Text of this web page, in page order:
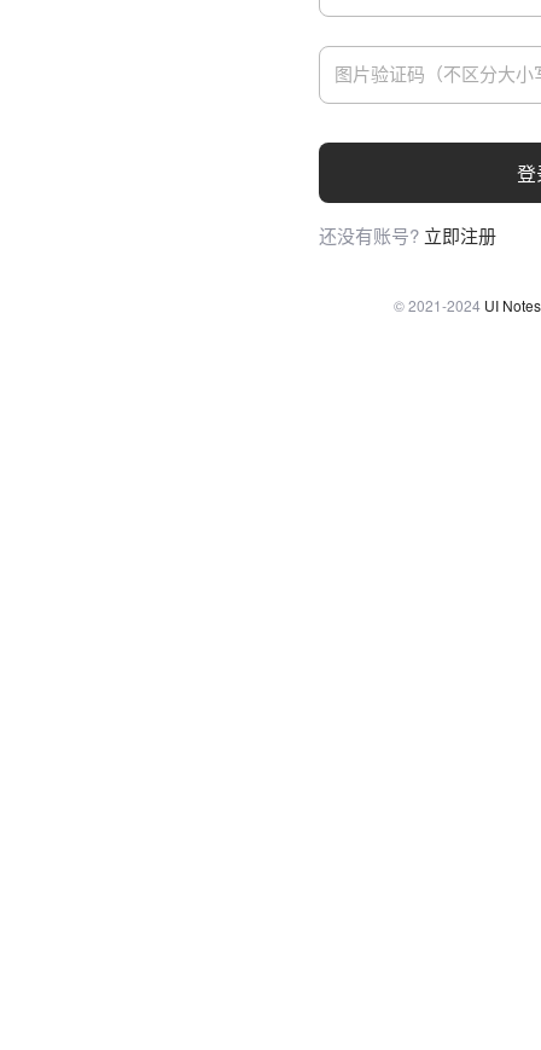
登
还没有账号? 立即注册
© 2021-2024 UI Notes